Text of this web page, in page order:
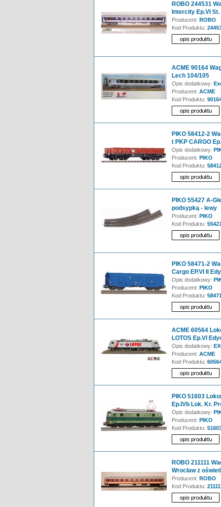
ROBO 244531
Intercity Ep.VI
Producent: ROBO
Kod Produktu:
ACME 90164
Lech 104/105
Opis dodatkowy:
Producent: ACME
Kod Produktu:
PIKO 58412-2
t PKP CARGO
Opis dodatkowy:
Producent: PIKO
Kod Produktu:
PIKO 55427 A-
podsypką - lewy
Producent: PIKO
Kod Produktu:
PIKO 58471-2
Cargo EP.VI II
Opis dodatkowy:
Producent: PIKO
Kod Produktu:
ACME 60564
LOTOS Ep.VI
Opis dodatkowy:
Producent: ACME
Kod Produktu:
PIKO 51603
Ep.IVb Lok. Kr.
Opis dodatkowy:
Producent: PIKO
Kod Produktu:
ROBO 211111
Wrocław z
Producent: ROBO
Kod Produktu: